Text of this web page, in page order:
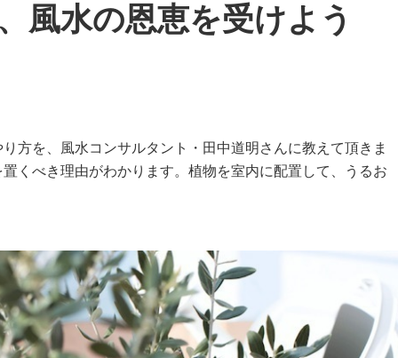
風水の恩恵を受けよう
方を、風水コンサルタント・田中道明さんに教えて頂きま
くべき理由がわかります。植物を室内に配置して、うるお